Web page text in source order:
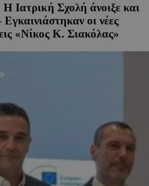
Ιατρική Σχολή άνοιξε και
οι νέες
«Νίκος Κ. Σιακόλας»